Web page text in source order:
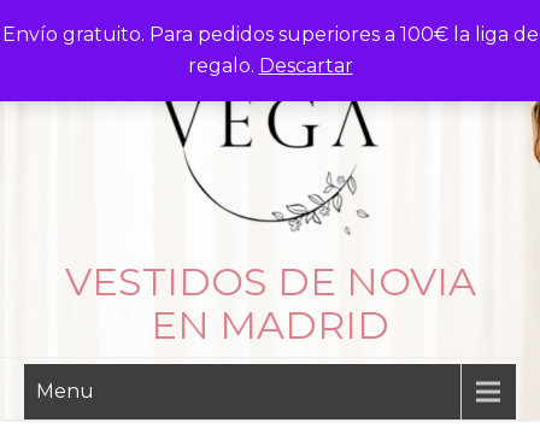
Envío gratuito. Para pedidos superiores a 100€ la liga de
regalo. Descartar
to
VESTIDOS DE NOVIA
EN MADRID
Menu